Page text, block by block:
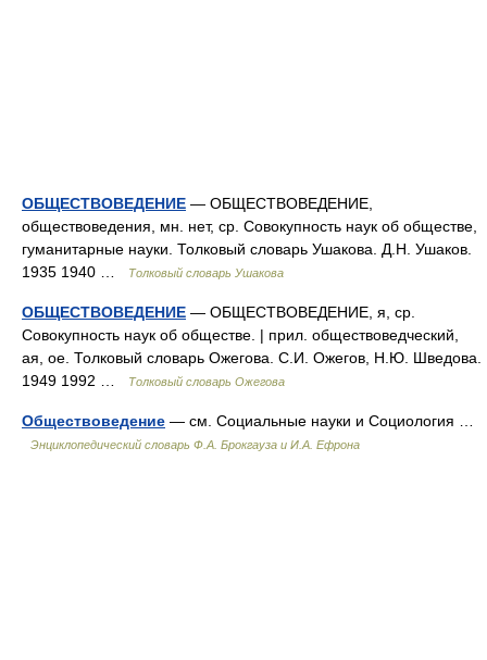
ОБЩЕСТВОВЕДЕНИЕ — ОБЩЕСТВОВЕДЕНИЕ,
обществоведения, мн. нет, ср. Совокупность наук об обществе,
гуманитарные науки. Толковый словарь Ушакова. Д.Н. Ушаков.
1935 1940 …
Толковый словарь Ушакова
ОБЩЕСТВОВЕДЕНИЕ — ОБЩЕСТВОВЕДЕНИЕ, я, ср.
Совокупность наук об обществе. | прил. обществоведческий,
ая, ое. Толковый словарь Ожегова. С.И. Ожегов, Н.Ю. Шведова.
1949 1992 …
Толковый словарь Ожегова
Обществоведение — см. Социальные науки и Социология …
Энциклопедический словарь Ф.А. Брокгауза и И.А. Ефрона